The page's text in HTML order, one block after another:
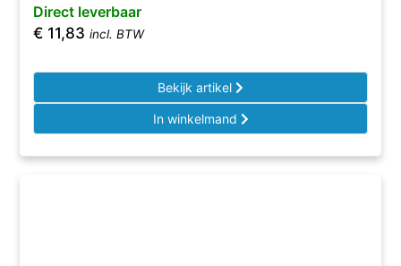
Direct leverbaar
€ 11,83 incl. BTW
Bekijk artikel
In winkelmand